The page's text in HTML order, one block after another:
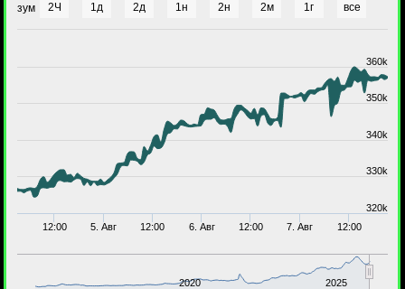
зум 2Ч 1д 2д 1н 2н 2м 1г все
12:00 5. Авг 12:00 6. Авг 12:00 7. Авг 12:00
2020 2025
320k
330k
340k
350k
360k